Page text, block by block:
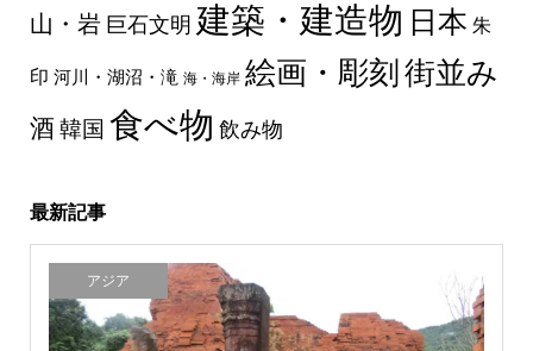
山・岩 巨石文明 建築・建造物 日本 朱
印 河川・湖沼・滝 海・海岸 絵画・彫刻 街並み
酒韓国 食べ物 飲み物
最新記事
アジア